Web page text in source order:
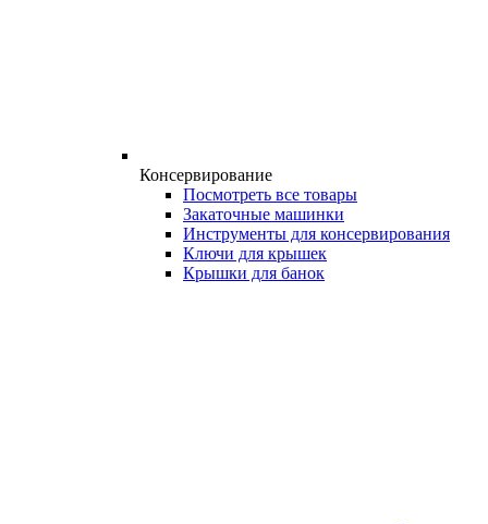
Консервирование
Посмотреть все товары
Закаточные машинки
Инструменты для консервирования
Ключи для крышек
Крышки для банок